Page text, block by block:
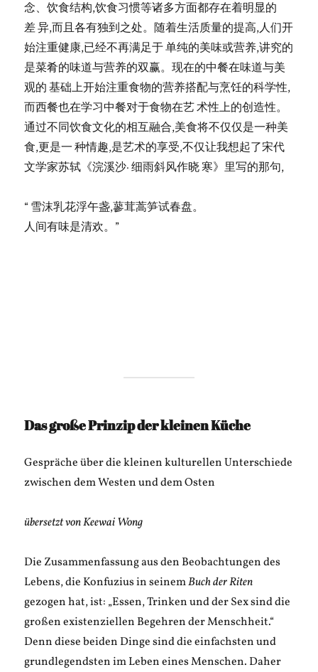
念、饮食结构,饮食习惯等诸多方面都存在着明显的
差 异,而且各有独到之处。随着生活质量的提高,人们开
始注重健康,已经不再满足于 单纯的美味或营养,讲究的
是菜肴的味道与营养的双赢。现在的中餐在味道与美
观的 基础上开始注重食物的营养搭配与烹饪的科学性,
而西餐也在学习中餐对于食物在艺 术性上的创造性。
通过不同饮食文化的相互融合,美食将不仅仅是一种美
食,更是一 种情趣,是艺术的享受,不仅让我想起了宋代
文学家苏轼《浣溪沙· 细雨斜风作晓 寒》里写的那句,
“ 雪沫乳花浮午盏,蓼茸蒿笋试春盘。
人间有味是清欢。”
Das große Prinzip der kleinen Küche
Gespräche über die kleinen kulturellen Unterschiede
zwischen dem Westen und dem Osten
übersetzt von Keewai Wong
Die Zusammenfassung aus den Beobachtungen des
Lebens, die Konfuzius in seinemBuch der Riten
gezogen hat, ist: „Essen, Trinken und der Sex sind die
großen existenziellen Begehren der Menschheit.“
Denn diese beiden Dinge sind die einfachsten und
grundlegendsten im Leben eines Menschen. Daher